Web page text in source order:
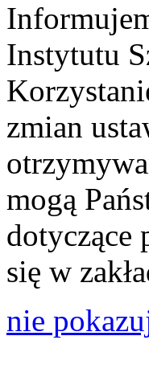
Instytutu
zmian
mogą
dotyczące
się w
nie